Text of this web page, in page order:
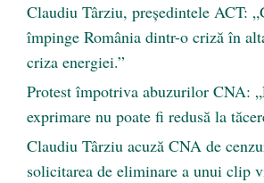
Claudiu Târziu, președintele ACT:
împinge România dintr-o criză în
criza energiei.”
Protest împotriva abuzurilor CNA:
exprimare nu poate fi redusă la
Claudiu Târziu acuză CNA de
solicitarea de eliminare a unui clip